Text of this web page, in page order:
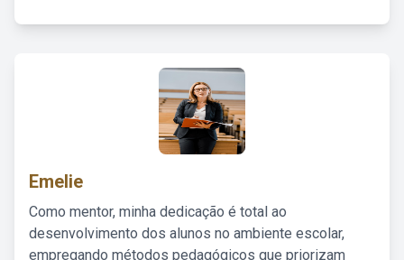
Emelie
Como mentor, minha dedicação é total ao
desenvolvimento dos alunos no ambiente escolar,
empregando métodos pedagógicos que priorizam